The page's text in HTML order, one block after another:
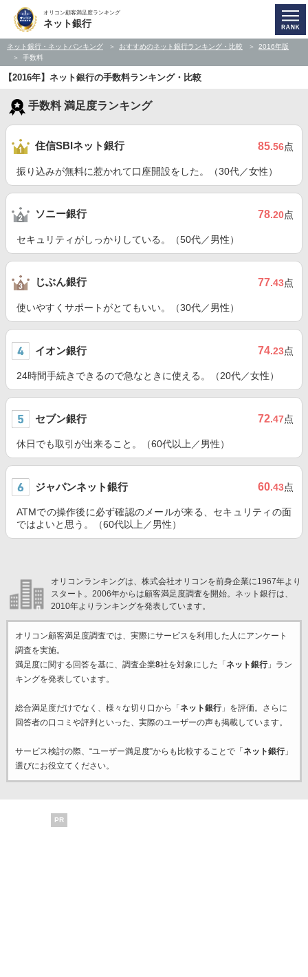
オリコン顧客満足度ランキング
ネット銀行
ネット銀行・ネットバンキング おすすめのネット銀行ランキング・比較
2016年版
手数料
【2016年】ネット銀行の手数料ランキング・比較
手数料 満足度ランキング
住信SBIネット銀行 85.56点
振り込みが無料に惹かれて口座開設をした。（30代／女性）
ソニー銀行 78.20点
セキュリティがしっかりしている。（50代／男性）
じぶん銀行 77.43点
使いやすくサポートがとてもいい。（30代／男性）
イオン銀行 74.23点
24時間手続きできるので急なときに使える。（20代／女性）
セブン銀行 72.47点
休日でも取引が出来ること。（60代以上／男性）
ジャパンネット銀行 60.43点
ATMでの操作後に必ず確認のメールが来る、セキュリティの面
ではよいと思う。（60代以上／男性）
オリコンランキングは、株式会社オリコンを前身企業に1967年より
スタート。2006年からは顧客満足度調査を開始。ネット銀行は、
2010年よりランキングを発表しています。
オリコン顧客満足度調査では、実際にサービスを利用した 人にアンケート
調査を実施。
満足度に関する回答を基に、調査企業8社を対象にした「 ネット銀行」ラン
キングを発表しています。
総合満足度だけでなく、様々な切り口から「 ネット銀行」を評価。さらに
回答者の口コミや評判といった、実際のユーザーの声も掲載しています。
サービス検討の際、“ユーザー満足度”からも比較することで「 ネット銀行」
選びにお役立てください。
PR